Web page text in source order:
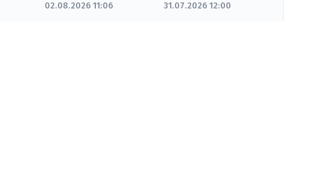
02.08.2026 11:06 31.07.2026 12:00